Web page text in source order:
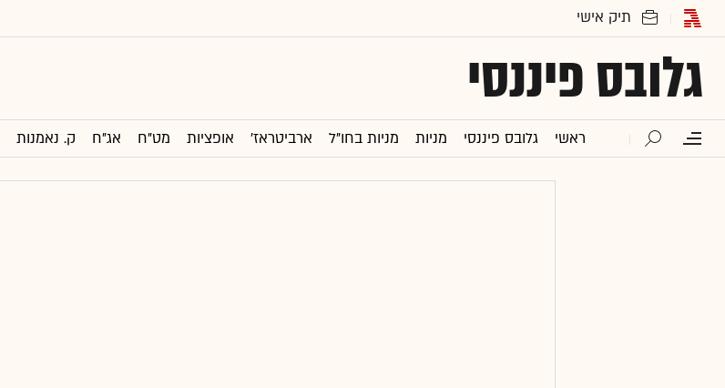
גלובס פיננסי
ראשי גלובס פיננסי מניות מניות בחו"ל ארביטראז' אופציות מט"ח אג"ח ק. נאמנות